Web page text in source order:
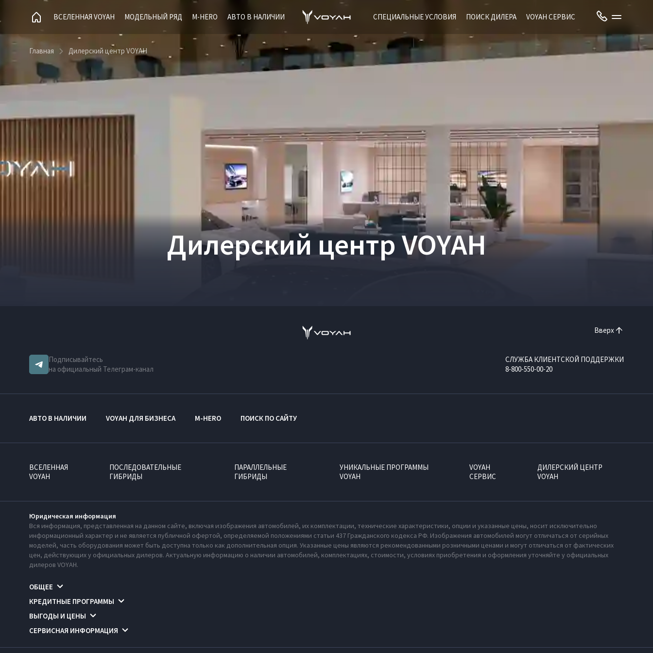
ВСЕЛЕННАЯ VOYAH МОДЕЛЬНЫЙ РЯД M-HERO АВТО В НАЛИЧИИ СПЕЦИАЛЬНЫЕ УСЛОВИЯ ПОИСК ДИЛЕРА VOYAH СЕРВИС
Главная Дилерский центр VOYAH
Дилерский центр VOYAH
Вверх
Подписывайтесь
на официальный Телеграм-канал
СЛУЖБА КЛИЕНТСКОЙ ПОДДЕРЖКИ
8-800-550-00-20
АВТО В НАЛИЧИИ VOYAH ДЛЯ БИЗНЕСА M-HERO ПОИСК ПО САЙТУ
ВСЕЛЕННАЯ
VOYAH
ПОСЛЕДОВАТЕЛЬНЫЕ
ГИБРИДЫ
ПАРАЛЛЕЛЬНЫЕ
ГИБРИДЫ
УНИКАЛЬНЫЕ ПРОГРАММЫ
VOYAH
VOYAH
СЕРВИС
ДИЛЕРСКИЙ ЦЕНТР
VOYAH
Юридическая информация
Вся информация, представленная на данном сайте, включая изображения автомобилей, их комплектации, технические характеристики, опции и указанные цены, носит исключительно
информационный характер и не является публичной офертой, определяемой положениями статьи 437 Гражданского кодекса РФ. Изображения автомобилей могут отличаться от серийных
моделей, часть оборудования может быть доступна только как дополнительная опция. Указанные цены являются рекомендованными розничными ценами и могут отличаться от фактических
цен, действующих у официальных дилеров. Актуальную информацию о наличии автомобилей, комплектациях, стоимости, условиях приобретения и оформления уточняйте у официальных
дилеров VOYAH.
ОБЩЕЕ
КРЕДИТНЫЕ ПРОГРАММЫ
ВЫГОДЫ И ЦЕНЫ
СЕРВИСНАЯ ИНФОРМАЦИЯ